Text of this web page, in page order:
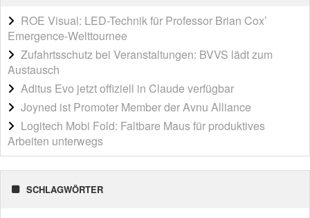
ROE Visual: LED-Technik für Professor Brian Cox’
Emergence-Welttournee
Zufahrtsschutz bei Veranstaltungen: BVVS lädt zum
Austausch
Aditus Evo jetzt offiziell in Claude verfügbar
Joyned ist Promoter Member der Avnu Alliance
Logitech Mobi Fold: Faltbare Maus für produktives
Arbeiten unterwegs
SCHLAGWÖRTER